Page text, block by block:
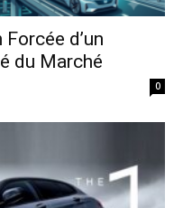
d’un
du Marché
0